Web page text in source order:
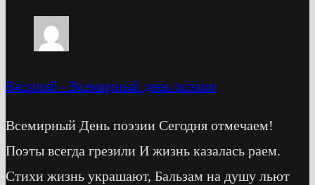
Василий - Всемирный день поэзии
Всемирный День поэзии Сегодня отмечаем!
Поэты всегда грезили И жизнь казалась раем.
Стихи жизнь украшают, Бальзам на душу льют